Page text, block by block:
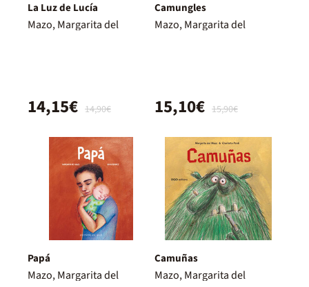
La Luz de Lucía
Mazo, Margarita del
14,90€
14,15€
Camungles
Mazo, Margarita del
15,90€
15,10€
Papá
Mazo, Margarita del
Camuñas
Mazo, Margarita del